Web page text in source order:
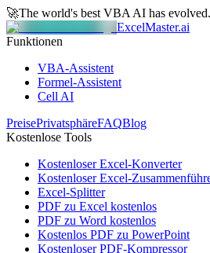
🚀The world's best VBA AI has evolved.
ExcelMaster.ai
Funktionen
VBA-Assistent
Formel-Assistent
Cell AI
PreisePrivatsphäreFAQBlog
Kostenlose Tools
Kostenloser Excel-Konverter
Kostenloser Excel-
Excel-Splitter
PDF zu Excel kostenlos
PDF zu Word kostenlos
Kostenlos PDF zu PowerPoint
Kostenloser PDF-Kompressor